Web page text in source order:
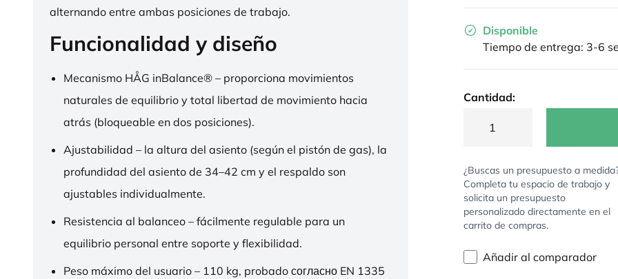
alternando entre ambas posiciones de trabajo.
Funcionalidad y diseño
Mecanismo HÅG inBalance® – proporciona movimientos
naturales de equilibrio y total libertad de movimiento hacia
atrás (bloqueable en dos posiciones).
Ajustabilidad – la altura del asiento (según el pistón de gas), la
profundidad del asiento de 34–42 cm y el respaldo son
ajustables individualmente.
Resistencia al balanceo – fácilmente regulable para un
equilibrio personal entre soporte y flexibilidad.
Peso máximo del usuario – 110 kg, probado согласно EN 1335
Disponible
Tiempo de entrega: 3-6
Cantidad:
¿Buscas un presupuesto a
Completa tu espacio de trabajo y
solicita un presupuesto
personalizado directamente en el
carrito de compras.
Añadir al comparador